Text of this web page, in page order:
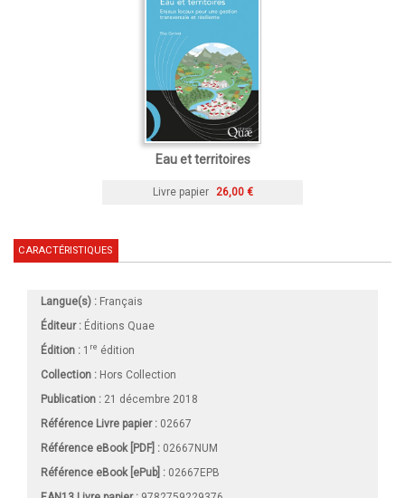
Eau et territoires
Livre papier 26,00 €
CARACTÉRISTIQUES
Langue(s) : Français
Éditeur : Éditions Quae
Édition : 1 re édition
Collection : Hors Collection
Publication : 21 décembre 2018
Référence Livre papier : 02667
Référence eBook [PDF] : 02667NUM
Référence eBook [ePub] : 02667EPB